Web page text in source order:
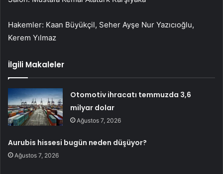
Hakemler: Kaan Büyükçil, Seher Ayşe Nur Yazıcıoğlu,
Kerem Yılmaz
İlgili Makaleler
Otomotiv ihracatı temmuzda 3,6
milyar dolar
Ağustos 7, 2026
Aurubis hissesi bugün neden düşüyor?
Ağustos 7, 2026